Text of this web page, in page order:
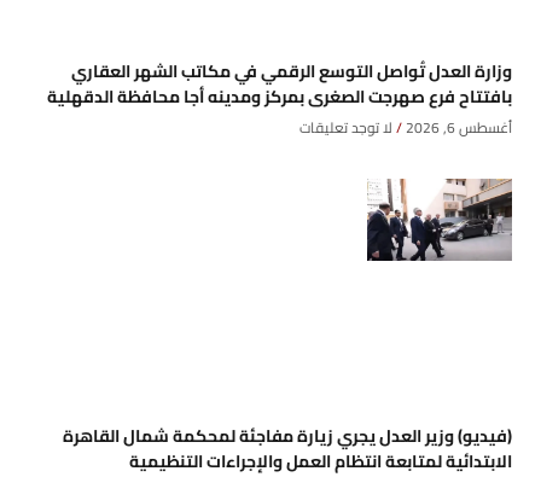
وزارة العدل تُواصل التوسع الرقمي في مكاتب الشهر العقاري
بافتتاح فرع صهرجت الصغرى بمركز ومدينه أجا محافظة الدقهلية
أغسطس 6, 2026 لا توجد تعليقات
(فيديو) وزير العدل يجري زيارة مفاجئة لمحكمة شمال القاهرة
الابتدائية لمتابعة انتظام العمل والإجراءات التنظيمية